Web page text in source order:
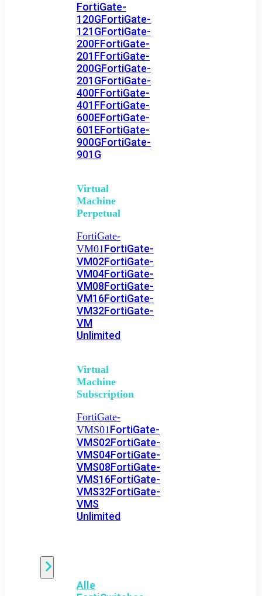
FortiGate-
120GFortiGate-
121GFortiGate-
200FFortiGate-
201FFortiGate-
200GFortiGate-
201GFortiGate-
400FFortiGate-
401FFortiGate-
600EFortiGate-
601EFortiGate-
900GFortiGate-
901G
Virtual
Machine
Perpetual
FortiGate-
VM01FortiGate-
VM02FortiGate-
VM04FortiGate-
VM08FortiGate-
VM16FortiGate-
VM32FortiGate-
VM
Unlimited
Virtual
Machine
Subscription
FortiGate-
VMS01FortiGate-
VMS02FortiGate-
VMS04FortiGate-
VMS08FortiGate-
VMS16FortiGate-
VMS32FortiGate-
VMS
Unlimited
Alle